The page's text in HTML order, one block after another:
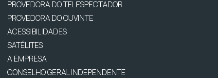
PROVEDORA DO TELESPECTADOR
PROVEDORA DO OUVINTE
ACESSIBILIDADES
SATÉLITES
A EMPRESA
CONSELHO GERAL INDEPENDENTE